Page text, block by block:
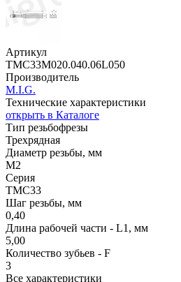
Артикул
TMC33M020.040.06L050
Производитель
M.I.G.
Технические характеристики
открыть в Каталоге
Тип резьбофрезы
Трехрядная
Диаметр резьбы, мм
M2
Серия
TMС33
Шаг резьбы, мм
0,40
Длина рабочей части - L1, мм
5,00
Количество зубьев - F
3
Все характеристики